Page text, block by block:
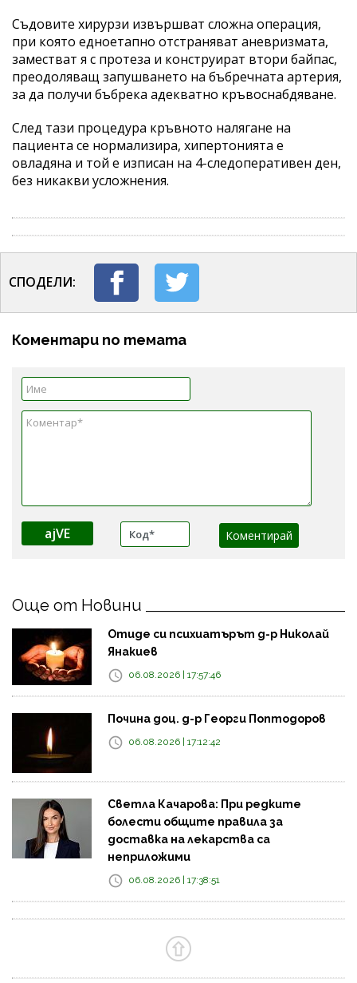
Съдовите хирурзи извършват сложна операция,
при която едноетапно отстраняват аневризмата,
заместват я с протеза и конструират втори байпас,
преодоляващ запушването на бъбречната артерия,
за да получи бъбрека адекватно кръвоснабдяване.
След тази процедура кръвното налягане на
пациента се нормализира, хипертонията е
овладяна и той е изписан на 4-следоперативен ден,
без никакви усложнения.
СПОДЕЛИ:
Коментари по темата
ajVE
Още от Новини
Отиде си психиатърът д-р Николай
Янакиев
06.08.2026 | 17:57:46
Почина доц. д-р Георги Поптодоров
06.08.2026 | 17:12:42
Светла Качарова: При редките
болести общите правила за
доставка на лекарства са
неприложими
06.08.2026 | 17:38:51